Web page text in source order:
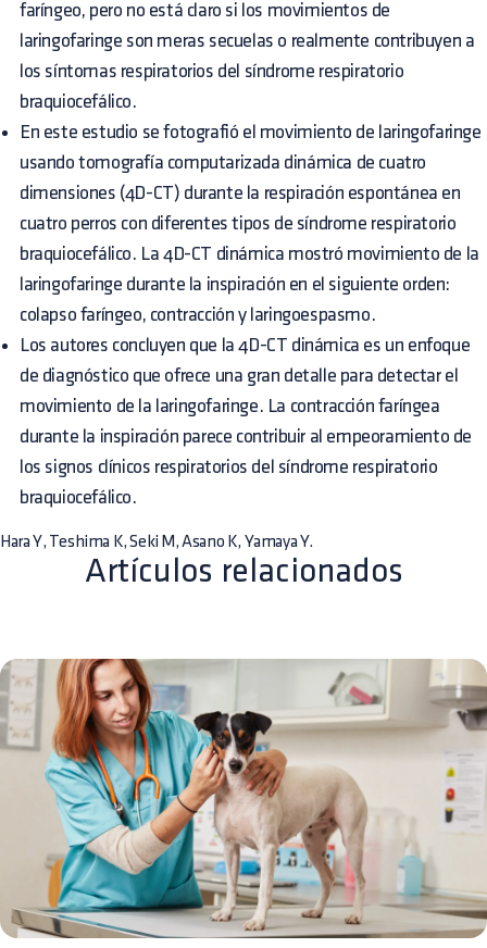
faríngeo, pero no está claro si los movimientos de
laringofaringe son meras secuelas o realmente contribuyen a
los síntomas respiratorios del síndrome respiratorio
braquiocefálico.
En este estudio se fotografió el movimiento de laringofaringe
usando tomografía computarizada dinámica de cuatro
dimensiones (4D-CT) durante la respiración espontánea en
cuatro perros con diferentes tipos de síndrome respiratorio
braquiocefálico. La 4D-CT dinámica mostró movimiento de la
laringofaringe durante la inspiración en el siguiente orden:
colapso faríngeo, contracción y laringoespasmo.
Los autores concluyen que la 4D-CT dinámica es un enfoque
de diagnóstico que ofrece una gran detalle para detectar el
movimiento de la laringofaringe. La contracción faríngea
durante la inspiración parece contribuir al empeoramiento de
los signos clínicos respiratorios del síndrome respiratorio
braquiocefálico.
Hara Y, Teshima K, Seki M, Asano K, Yamaya Y.
Artículos relacionados